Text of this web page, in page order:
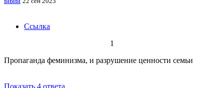
Ссылка
1
Пропаганда феминизма, и разрушение ценности семьи